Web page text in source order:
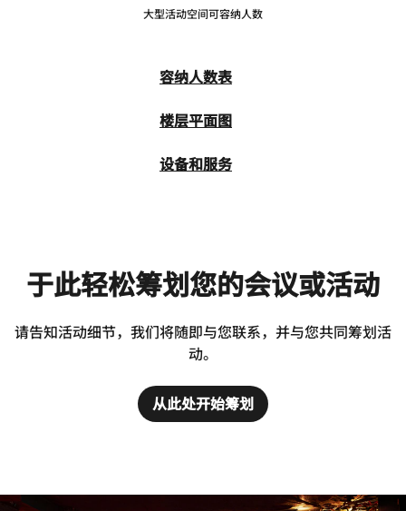
大型活动空间可容纳人数
容纳人数表
楼层平面图
设备和服务
于此轻松筹划您的会议或活动
请告知活动细节，我们将随即与您联系，并与您共同筹划活
动。
从此处开始筹划